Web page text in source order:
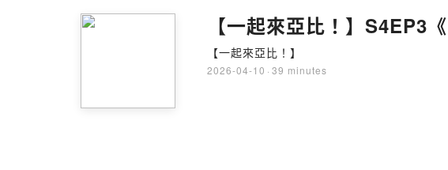
【一起來亞比！】S4EP3
【一起來亞比！】
2026-04-10 · 39 minutes